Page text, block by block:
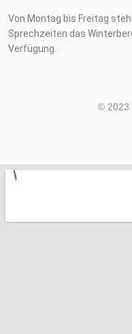
Von Montag bis Freitag
Sprechzeiten das
Verfügung.
© 2023